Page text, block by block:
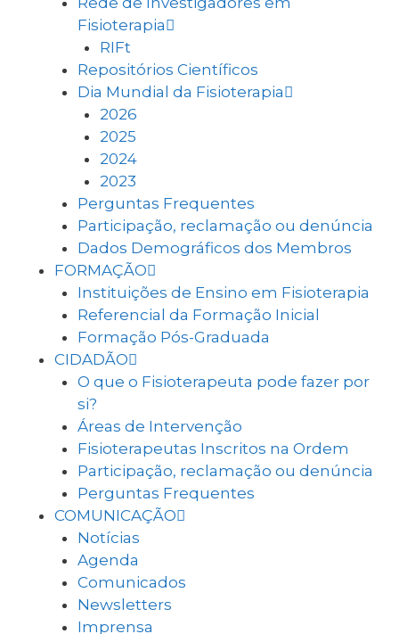
Fisioterapia
RIFt
Repositórios Científicos
Dia Mundial da Fisioterapia
2026
2025
2024
2023
Perguntas Frequentes
Participação, reclamação ou denúncia
Dados Demográficos dos Membros
FORMAÇÃO
Instituições de Ensino em Fisioterapia
Referencial da Formação Inicial
Formação Pós-Graduada
CIDADÃO
O que o Fisioterapeuta pode fazer por
si?
Áreas de Intervenção
Fisioterapeutas Inscritos na Ordem
Participação, reclamação ou denúncia
Perguntas Frequentes
COMUNICAÇÃO
Notícias
Agenda
Comunicados
Newsletters
Imprensa